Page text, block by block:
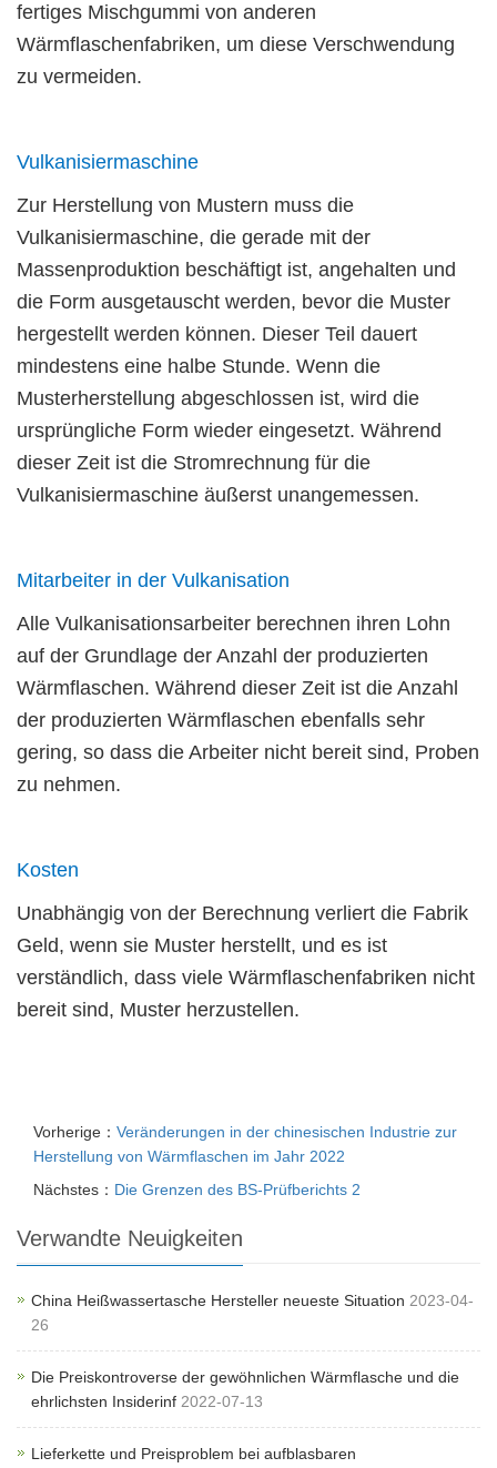
fertiges Mischgummi von anderen
Wärmflaschenfabriken, um diese Verschwendung
zu vermeiden.
Vulkanisiermaschine
Zur Herstellung von Mustern muss die
Vulkanisiermaschine, die gerade mit der
Massenproduktion beschäftigt ist, angehalten und
die Form ausgetauscht werden, bevor die Muster
hergestellt werden können. Dieser Teil dauert
mindestens eine halbe Stunde. Wenn die
Musterherstellung abgeschlossen ist, wird die
ursprüngliche Form wieder eingesetzt. Während
dieser Zeit ist die Stromrechnung für die
Vulkanisiermaschine äußerst unangemessen.
Mitarbeiter in der Vulkanisation
Alle Vulkanisationsarbeiter berechnen ihren Lohn
auf der Grundlage der Anzahl der produzierten
Wärmflaschen. Während dieser Zeit ist die Anzahl
der produzierten Wärmflaschen ebenfalls sehr
gering, so dass die Arbeiter nicht bereit sind, Proben
zu nehmen.
Kosten
Unabhängig von der Berechnung verliert die Fabrik
Geld, wenn sie Muster herstellt, und es ist
verständlich, dass viele Wärmflaschenfabriken nicht
bereit sind, Muster herzustellen.
Vorherige： Veränderungen in der chinesischen Industrie zur
Herstellung von Wärmflaschen im Jahr 2022
Nächstes： Die Grenzen des BS-Prüfberichts 2
Verwandte Neuigkeiten
China Heißwassertasche Hersteller neueste Situation 2023-04-
26
Die Preiskontroverse der gewöhnlichen Wärmflasche und die
ehrlichsten Insiderinf 2022-07-13
Lieferkette und Preisproblem bei aufblasbaren